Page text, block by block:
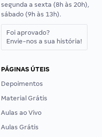
segunda a sexta (8h às 20h),
sábado (9h às 13h).
Foi aprovado?
Envie-nos a sua história!
PÁGINAS ÚTEIS
Depoimentos
Material Grátis
Aulas ao Vivo
Aulas Grátis